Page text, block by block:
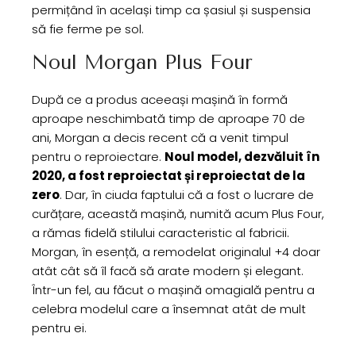
permițând în același timp ca șasiul și suspensia
să fie ferme pe sol.
Noul Morgan Plus Four
După ce a produs aceeași mașină în formă
aproape neschimbată timp de aproape 70 de
ani, Morgan a decis recent că a venit timpul
pentru o reproiectare. Noul model, dezvăluit în
2020, a fost reproiectat și reproiectat de la
zero. Dar, în ciuda faptului că a fost o lucrare de
curățare, această mașină, numită acum Plus Four,
a rămas fidelă stilului caracteristic al fabricii.
Morgan, în esență, a remodelat originalul +4 doar
atât cât să îl facă să arate modern și elegant.
Într-un fel, au făcut o mașină omagială pentru a
celebra modelul care a însemnat atât de mult
pentru ei.